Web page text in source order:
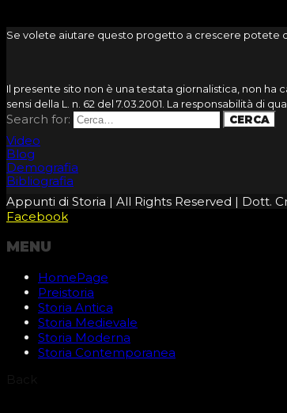
Se volete aiutare questo progetto a crescere potete
Il presente sito non è una testata giornalistica, non
sensi della L. n. 62 del 7.03.2001. La responsabilità di
Search for:
Video
Blog
Demografia
Bibliografia
Appunti di Storia | All Rights Reserved | Dott.
Facebook
MENU
HomePage
Preistoria
Storia Antica
Storia Medievale
Storia Moderna
Storia Contemporanea